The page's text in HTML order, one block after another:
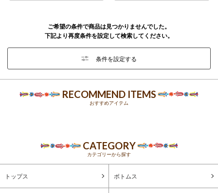
ご希望の条件で商品は見つかりませんでした。
下記より再度条件を設定して検索してください。
条件を設定する
RECOMMEND ITEMS
おすすめアイテム
CATEGORY
カテゴリーから探す
トップス ボトムス